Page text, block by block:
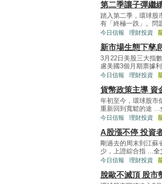
第二季讓子彈繼
踏入第二季，環球股
有「終極一跌」。問
今日信報 理財投資
新市場生態下孳
3月22日美股三大指
慮美國3個月期票據
今日信報 理財投資
貨幣政策主導 資
年初至今，環球股市
重新回到寬鬆的途 ...
今日信報 理財投資
A股漲不停 投資
剛過去的周末到江蘇
少，上證綜合指 ...全
今日信報 理財投資
脫歐不滅頂 股市